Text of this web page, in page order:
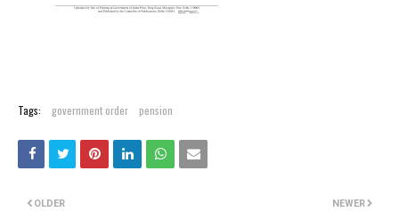
Tags: government order pension
NEWER
OLDER